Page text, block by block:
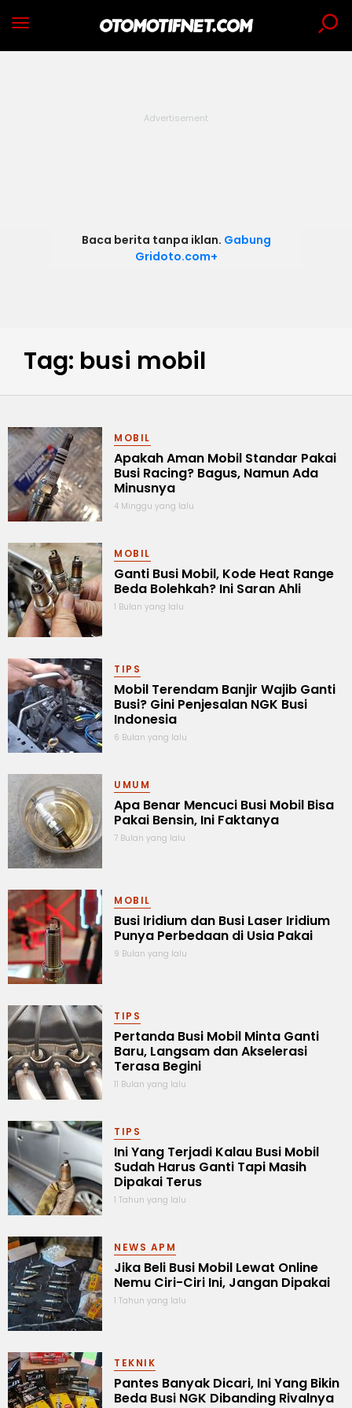
Baca berita tanpa iklan. Gabung
Gridoto.com+
Tag: busi mobil
MOBIL
Apakah Aman Mobil Standar Pakai
Busi Racing? Bagus, Namun Ada
Minusnya
4 Minggu yang lalu
MOBIL
Ganti Busi Mobil, Kode Heat Range
Beda Bolehkah? Ini Saran Ahli
1 Bulan yang lalu
TIPS
Mobil Terendam Banjir Wajib Ganti
Busi? Gini Penjesalan NGK Busi
Indonesia
6 Bulan yang lalu
UMUM
Apa Benar Mencuci Busi Mobil Bisa
Pakai Bensin, Ini Faktanya
7 Bulan yang lalu
MOBIL
Busi Iridium dan Busi Laser Iridium
Punya Perbedaan di Usia Pakai
9 Bulan yang lalu
TIPS
Pertanda Busi Mobil Minta Ganti
Baru, Langsam dan Akselerasi
Terasa Begini
11 Bulan yang lalu
TIPS
Ini Yang Terjadi Kalau Busi Mobil
Sudah Harus Ganti Tapi Masih
Dipakai Terus
1 Tahun yang lalu
NEWS APM
Jika Beli Busi Mobil Lewat Online
Nemu Ciri-Ciri Ini, Jangan Dipakai
1 Tahun yang lalu
TEKNIK
Pantes Banyak Dicari, Ini Yang Bikin
Beda Busi NGK Dibanding Rivalnya